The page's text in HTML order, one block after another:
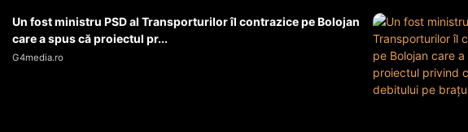
Un fost ministru PSD al Transporturilor îl contrazice pe Bolojan
care a spus că proiectul pr...
G4media.ro